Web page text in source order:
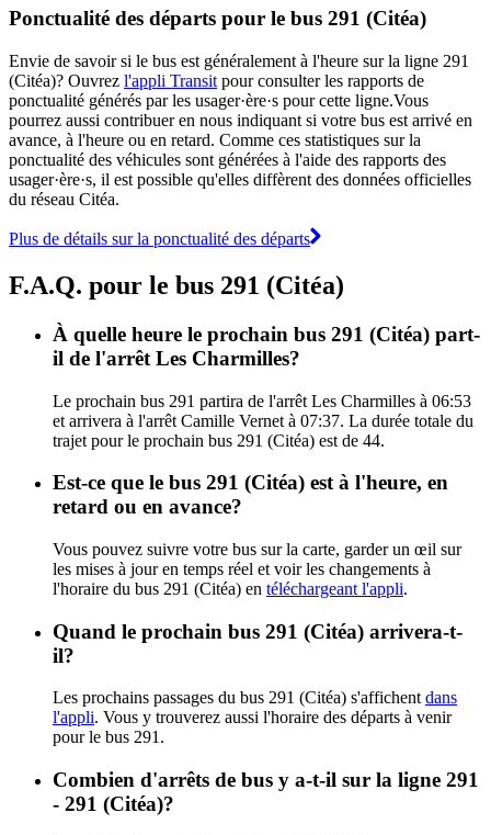
Ponctualité des départs pour le bus 291 (Citéa)
Envie de savoir si le bus est généralement à l'heure sur la ligne 291
(Citéa)? Ouvrez l'appli Transit pour consulter les rapports de
ponctualité générés par les usager·ère·s pour cette ligne.Vous
pourrez aussi contribuer en nous indiquant si votre bus est arrivé en
avance, à l'heure ou en retard. Comme ces statistiques sur la
ponctualité des véhicules sont générées à l'aide des rapports des
usager·ère·s, il est possible qu'elles diffèrent des données officielles
du réseau Citéa.
Plus de détails sur la ponctualité des départs
F.A.Q. pour le bus 291 (Citéa)
À quelle heure le prochain bus 291 (Citéa) part-
il de l'arrêt Les Charmilles?
Le prochain bus 291 partira de l'arrêt Les Charmilles à 06:53
et arrivera à l'arrêt Camille Vernet à 07:37. La durée totale du
trajet pour le prochain bus 291 (Citéa) est de 44.
Est-ce que le bus 291 (Citéa) est à l'heure, en
retard ou en avance?
Vous pouvez suivre votre bus sur la carte, garder un œil sur
les mises à jour en temps réel et voir les changements à
l'horaire du bus 291 (Citéa) en téléchargeant l'appli.
Quand le prochain bus 291 (Citéa) arrivera-t-
il?
Les prochains passages du bus 291 (Citéa) s'affichent dans
l'appli. Vous y trouverez aussi l'horaire des départs à venir
pour le bus 291.
Combien d'arrêts de bus y a-t-il sur la ligne 291
- 291 (Citéa)?